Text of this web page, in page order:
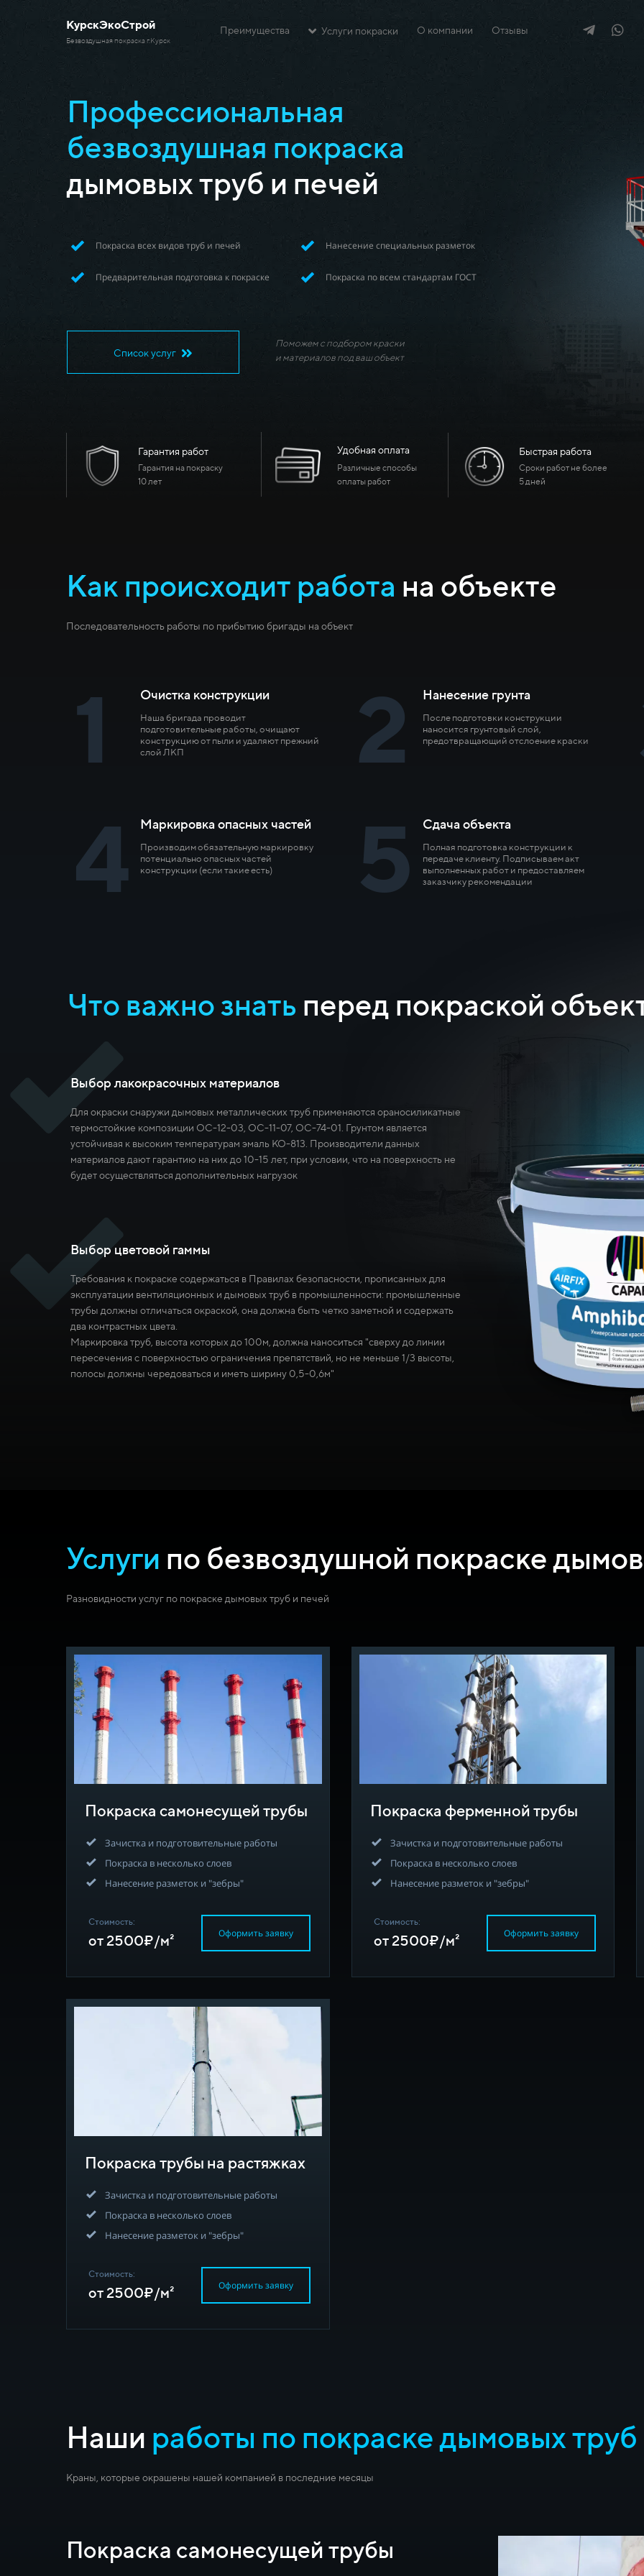
Профессиональная
безвоздушная покраска
дымовых труб и печей
Покраска всех видов труб и печей Нанесение специальных разметок
Предварительная подготовка к покраске Покраска по всем стандартам ГОСТ
Список услуг
Поможем с подбором краски
и материалов под ваш объект
Гарантия работ
Гарантия на покраску
10 лет
Удобная оплата
Различные способы
оплаты работ
Быстрая работа
Сроки работ не более
5 дней
Преимущества Услуги покраски О компании Отзывы
КурскЭкоСтрой
Безвоздушная покраска г.Курск
Как происходит работа на объекте
Последовательность работы по прибытию бригады на объект
1 Очистка конструкции
Наша бригада проводит
подготовительные работы, очищают
конструкцию от пыли и удаляют прежний
слой ЛКП
2 Нанесение грунта
После подготовки конструкции
наносится грунтовый слой,
предотвращающий отслоение краски
4
Маркировка опасных частей
Производим обязательную маркировку
потенциально опасных частей
конструкции (если такие есть)
5 Сдача объекта
Полная подготовка конструкции к
передаче клиенту. Подписываем акт
выполненных работ и предоставляем
заказчику рекомендации
Что важно знать перед покраской
Выбор лакокрасочных материалов
Для окраски снаружи дымовых металлических труб применяются ораносиликатные
термостойкие композиции ОС-12-03, ОС-11-07, ОС-74-01. Грунтом является
устойчивая к высоким температурам эмаль КО-813. Производители данных
материалов дают гарантию на них до 10-15 лет, при условии, что на поверхность не
будет осуществляться дополнительных нагрузок
Выбор цветовой гаммы
Требования к покраске содержаться в Правилах безопасности, прописанных для
эксплуатации вентиляционных и дымовых труб в промышленности: промышленные
трубы должны отличаться окраской, она должна быть четко заметной и содержать
два контрастных цвета.
Маркировка труб, высота которых до 100м, должна наноситься "сверху до линии
пересечения с поверхностью ограничения препятствий, но не меньше 1/3 высоты,
полосы должны чередоваться и иметь ширину 0,5-0,6м"
Услуги по безвоздушной покраске
Разновидности услуг по покраске дымовых труб и печей
Покраска самонесущей трубы
Зачистка и подготовительные работы
Покраска в несколько слоев
Нанесение разметок и "зебры"
Стоимость:
от 2500₽/м² Оформить заявку
Покраска ферменной трубы
Зачистка и подготовительные работы
Покраска в несколько слоев
Нанесение разметок и "зебры"
Стоимость:
от 2500₽/м² Оформить заявку
Покраска трубы на растяжках
Зачистка и подготовительные работы
Покраска в несколько слоев
Нанесение разметок и "зебры"
Стоимость:
от 2500₽/м² Оформить заявку
Наши работы по покраске дымовых труб
Краны, которые окрашены нашей компанией в последние месяцы
Покраска самонесущей трубы